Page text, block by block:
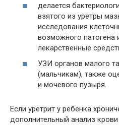
делается
взятого из уретры
исследования
возможного патогена
лекарственные
УЗИ органов малого
(мальчикам), также
и мочевого пузыря.
Если уретрит у ребенка
дополнительный анализ